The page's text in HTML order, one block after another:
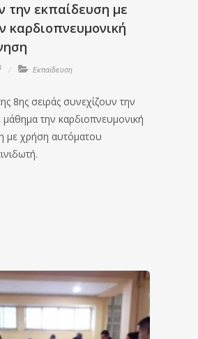
την εκπαίδευση με
καρδιοπνευμονική
Εκπαίδευση
8ης σειράς συνεχίζουν την
μάθημα την καρδιοπνευμονική
με χρήση αυτόματου